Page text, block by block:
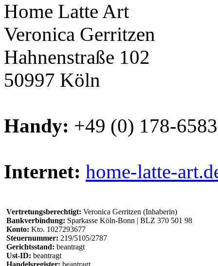
Home Latte Art
Veronica Gerritzen
Hahnenstraße 102
50997 Köln
Handy: +49 (0) 178-
Internet: home-latte-
Vertretungsberechtigt: Veronica Gerritzen (Inhaberin)
Bankverbindung: Sparkasse Köln-Bonn | BLZ 370 501 98
Konto: Kto. 1027293677
Steuernummer: 219/5105/2787
Gerichtsstand: beantragt
Ust-ID: beantragt